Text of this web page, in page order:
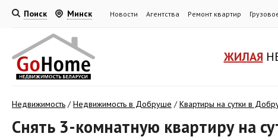
Поиск Минск Новости Агентства Ремонт квартир
ЖИЛАЯ
Недвижимость /Недвижимость в Добруше /Квартиры на сутки в
Снять 3-комнатную квартиру на